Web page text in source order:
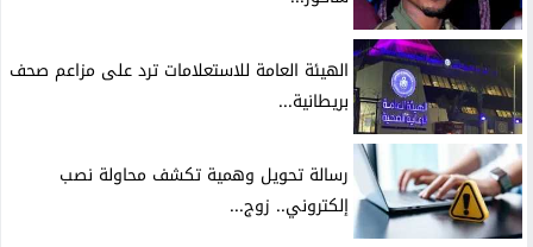
الهيئة العامة للاستعلامات ترد على مزاعم صحف
بريطانية...
رسالة تحويل وهمية تكشف محاولة نصب
إلكتروني.. زوج...